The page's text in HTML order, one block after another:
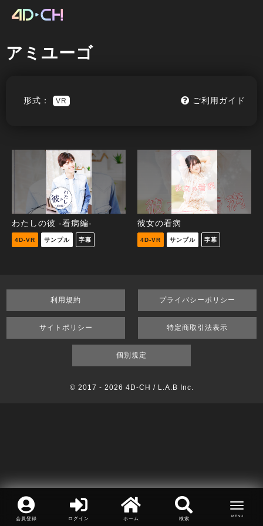
アミユーゴ
形式： VR ご利用ガイド
わたしの彼 -看病編-
4D-VR サンプル 字幕
彼女の看病
4D-VR サンプル 字幕
利用規約 プライバシーポリシー
サイトポリシー 特定商取引法表示
個別規定
© 2017 - 2026 4D-CH / L.A.B Inc.
会員登録 ログイン ホーム 検索